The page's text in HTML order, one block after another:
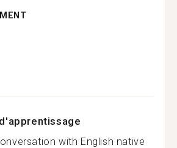
with English native